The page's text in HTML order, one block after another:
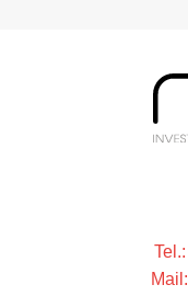
Tel.:
Mail: